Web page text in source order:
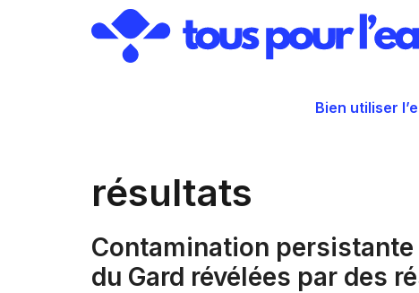
Bien utiliser
résultats
Contamination
du Gard révélées par des